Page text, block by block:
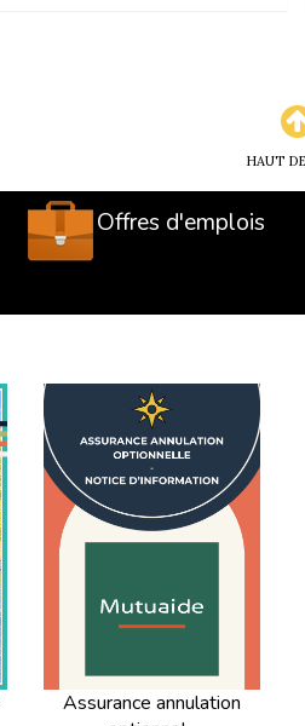
HAUT
Offres d'emplois
Assurance annulation